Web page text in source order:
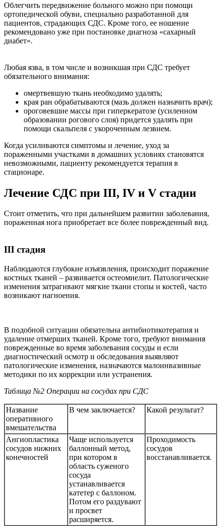
Облегчить передвижение больного можно при помощи
ортопедической обуви, специально разработанной для
пациентов, страдающих СДС. Кроме того, ее ношение
рекомендовано уже при постановке диагноза «сахарный
диабет».
Любая язва, в том числе и возникшая при СДС требует
обязательного внимания:
омертвевшую ткань необходимо удалять;
края ран обрабатываются (мазь должен назначить врач);
ороговевшие массы при гиперкератозе (усиленном
образовании рогового слоя) придется удалять при
помощи скальпеля с укороченным лезвием.
Когда усиливаются симптомы и лечение, уход за
пораженными участками в домашних условиях становятся
невозможными, пациенту рекомендуется терапия в
стационаре.
Лечение СДС при III, IV и V стадии
Стоит отметить, что при дальнейшем развитии заболевания,
пораженная нога приобретает все более поврежденный вид.
III стадия
Наблюдаются глубокие изъязвления, происходит поражение
костных тканей – развивается остеомиелит. Патологические
изменения затрагивают мягкие ткани стопы и костей, часто
возникают нагноения.
В подобной ситуации обязательна антибиотикотерапия и
удаление отмерших тканей. Кроме того, требуют внимания
поврежденные во время заболевания сосуды и если
диагностический осмотр и обследования выявляют
патологические изменения, назначаются малоинвазивные
методики по их коррекции или устранения.
Таблица №2 Операции на сосудах при СДС
Название
оперативного
вмешательства
В чем заключается? Какой результат?
Ангиопластика
сосудов нижних
конечностей
Чаще используется
баллонный метод,
при котором в
область суженого
сосуда
устанавливается
катетер с баллоном.
Потом его раздувают
и просвет
расширяется.
Проходимость
сосудов
восстанавливается.